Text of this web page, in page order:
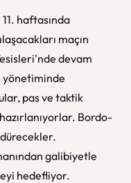
haftasında
maçın
devam
yönetiminde
pas ve taktik
Bordo-
galibiyetle
hedefliyor.